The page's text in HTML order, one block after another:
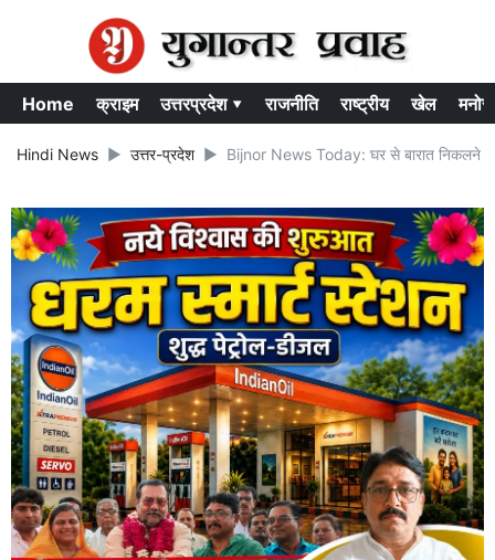
Home क्राइम उत्तरप्रदेश ▾ राजनीति राष्ट्रीय खेल
Hindi News उत्तर-प्रदेश Bijnor News Today: घर से बारात निकलने से